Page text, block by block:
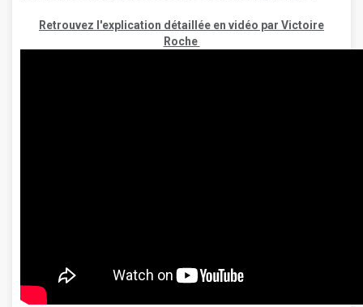
Retrouvez l'explication détaillée en vidéo par Victoire
Roche